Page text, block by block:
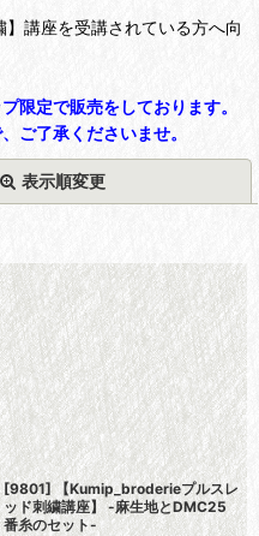
講座を受講されている方へ向
限定で販売をしております。
ご了承くださいませ。
表示順変更
む
[9801] 【Kumip_broderieプルスレ
ッド刺繍講座】 -麻生地とDMC25
番糸のセット-